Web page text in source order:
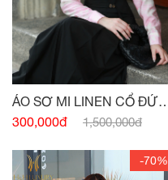
ÁO SƠ MI LINEN CỔ ĐỨC
HỒNG PASTEL
300,000đ 1,500,000đ
-70%